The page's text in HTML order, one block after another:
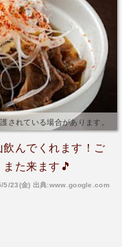
されている場合があります。
んでくれます！ご
た来ます🎵
5/23(金) 出典:www.google.com